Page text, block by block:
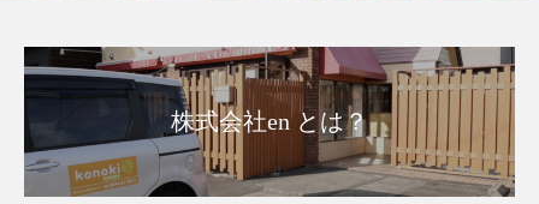
株式会社en とは？